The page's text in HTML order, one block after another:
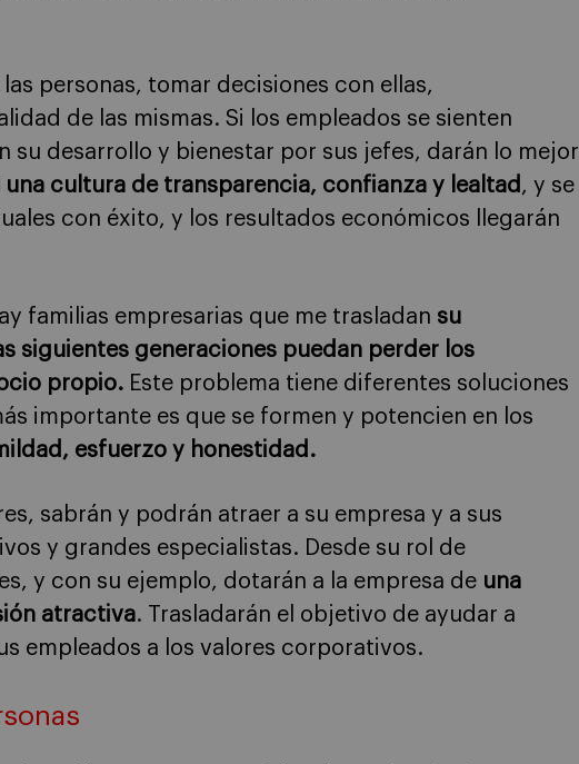
personas, tomar decisiones con ellas,
de las mismas. Si los empleados se sienten
su desarrollo y bienestar por sus jefes, darán lo mejor
una cultura de transparencia, confianza y lealtad , y se
con éxito, y los resultados económicos llegarán
familias empresarias que me trasladan su
siguientes generaciones puedan perder los
propio. Este problema tiene diferentes soluciones
importante es que se formen y potencien en los
esfuerzo y honestidad.
sabrán y podrán atraer a su empresa y a sus
y grandes especialistas. Desde su rol de
y con su ejemplo, dotarán a la empresa de una
atractiva. Trasladarán el objetivo de ayudar a
empleados a los valores corporativos.